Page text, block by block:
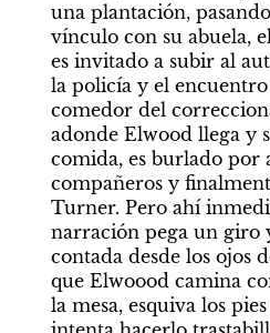
una plantación,
vínculo con su abuela,
es invitado a subir al
la policía y el
comedor del
adonde Elwood llega y
comida, es burlado por
compañeros y
Turner. Pero ahí
narración pega un giro
contada desde los ojos
que Elwoood camina
la mesa, esquiva los